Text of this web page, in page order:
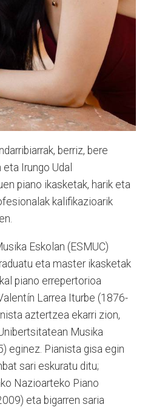
berriz, bere
Irungo Udal
piano ikasketak, harik eta
kalifikazioarik
Eskolan (ESMUC)
eta master ikasketak
piano errepertorioa
Larrea Iturbe (1876-
aztertzea ekarri zion,
Musika
eginez. Pianista gisa egin
sari eskuratu ditu;
Nazioarteko Piano
eta bigarren saria